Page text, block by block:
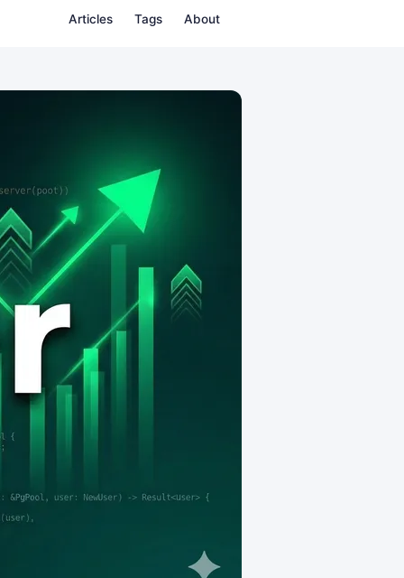
Articles Tags About